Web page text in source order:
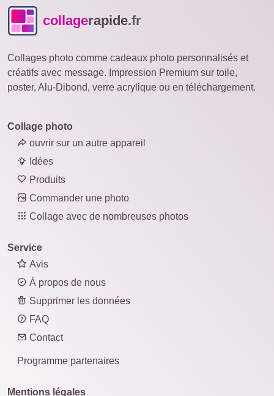
collagerapide.fr
Collages photo comme cadeaux photo personnalisés et
créatifs avec message. Impression Premium sur toile,
poster, Alu-Dibond, verre acrylique ou en téléchargement.
Collage photo
ouvrir sur un autre appareil
Idées
Produits
Commander une photo
Collage avec de nombreuses photos
Service
Avis
À propos de nous
Supprimer les données
FAQ
Contact
Programme partenaires
Mentions légales